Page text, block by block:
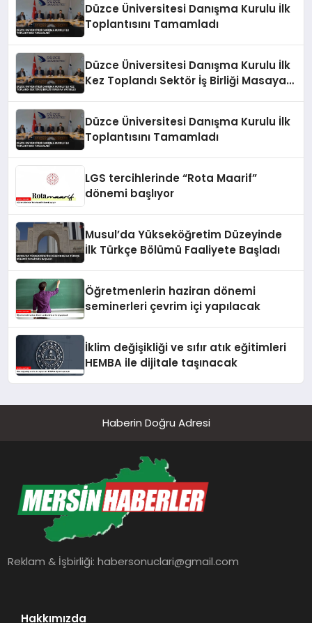
Düzce Üniversitesi Danışma Kurulu İlk
Toplantısını Tamamladı
Düzce Üniversitesi Danışma Kurulu İlk
Kez Toplandı Sektör İş Birliği Masaya
Düzce Üniversitesi Danışma Kurulu İlk
Toplantısını Tamamladı
LGS tercihlerinde “Rota Maarif”
dönemi başlıyor
Musul’da Yükseköğretim Düzeyinde
İlk Türkçe Bölümü Faaliyete Başladı
Öğretmenlerin haziran dönemi
seminerleri çevrim içi yapılacak
İklim değişikliği ve sıfır atık eğitimleri
HEMBA ile dijitale taşınacak
Haberin Doğru Adresi
Reklam & İşbirliği:habersonuclari@gmail.com
Hakkımızda